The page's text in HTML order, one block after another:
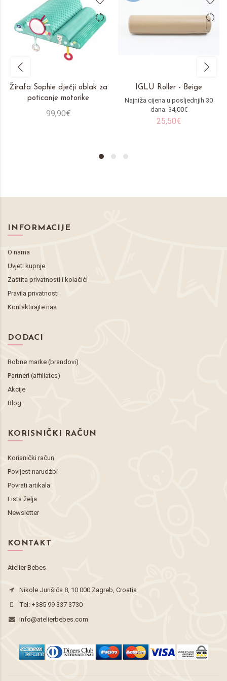
Žirafa Sophie dječji oblak za
poticanje motorike
99,90€
IGLU Roller - Beige
Najniža cijena u posljednjih 30
dana: 34,00€
25,50€
INFORMACIJE
O nama
Uvjeti kupnje
Zaštita privatnosti i kolačići
Pravila privatnosti
Kontaktirajte nas
DODACI
Robne marke (brandovi)
Partneri (affiliates)
Akcije
Blog
KORISNIČKI RAČUN
Korisnički račun
Povijest narudžbi
Povrati artikala
Lista želja
Newsletter
KONTAKT
Atelier Bebes
Nikole Jurišića 8, 10 000 Zagreb, Croatia
Tel: +385 99 337 3730
info@atelierbebes.com